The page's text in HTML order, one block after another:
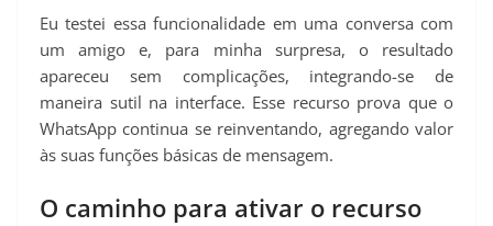
Eu testei essa funcionalidade em uma conversa com
um amigo e, para minha surpresa, o resultado
apareceu sem complicações, integrando-se de
maneira sutil na interface. Esse recurso prova que o
WhatsApp continua se reinventando, agregando valor
às suas funções básicas de mensagem.
O caminho para ativar o recurso